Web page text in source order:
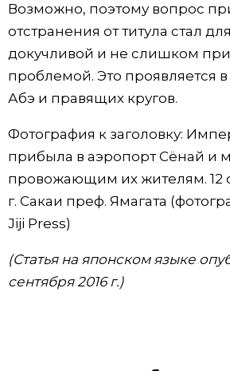
Возможно, поэтому вопрос
отстранения от титула стал
докучливой и не слишком
проблемой. Это проявляется
Абэ и правящих кругов.
Фотография к заголовку:
прибыла в аэропорт Сёнай и
провожающим их жителям. 12
г. Сакаи преф. Ямагата
Jiji Press)
(Статья на японском языке
сентября 2016 г.)